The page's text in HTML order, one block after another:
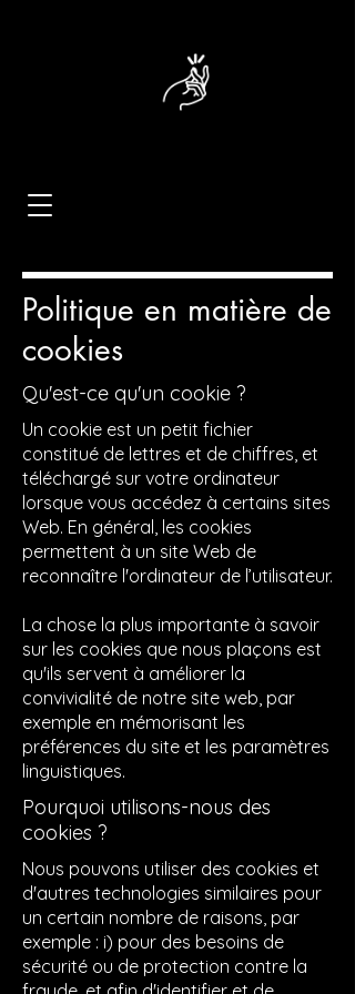
Politique en matière de
cookies
Qu'est-ce qu'un cookie ?
Un cookie est un petit fichier
constitué de lettres et de chiffres, et
téléchargé sur votre ordinateur
lorsque vous accédez à certains sites
Web. En général, les cookies
permettent à un site Web de
reconnaître l'ordinateur de l’utilisateur.
La chose la plus importante à savoir
sur les cookies que nous plaçons est
qu'ils servent à améliorer la
convivialité de notre site web, par
exemple en mémorisant les
préférences du site et les paramètres
linguistiques.
Pourquoi utilisons-nous des
cookies ?
Nous pouvons utiliser des cookies et
d'autres technologies similaires pour
un certain nombre de raisons, par
exemple : i) pour des besoins de
sécurité ou de protection contre la